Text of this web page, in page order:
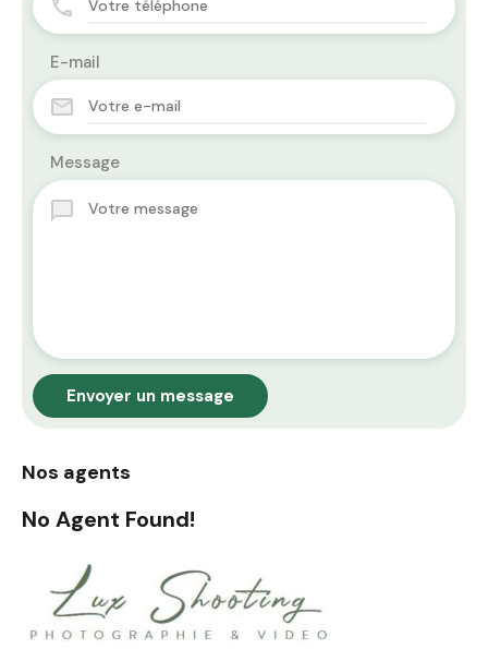
E-mail
Message
Envoyer un message
Nos agents
No Agent Found!